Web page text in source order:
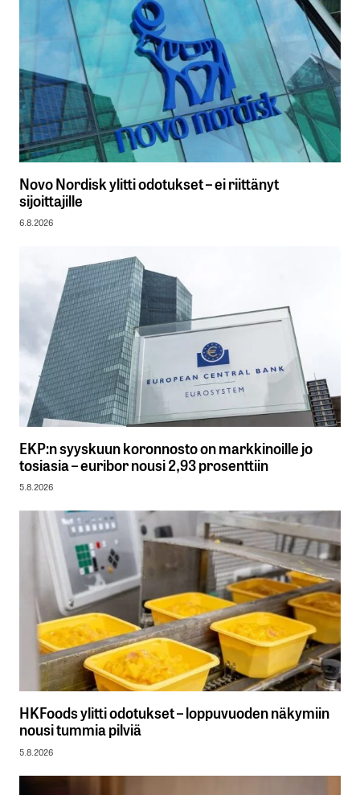
Novo Nordisk ylitti odotukset – ei riittänyt
sijoittajille
6.8.2026
EKP:n syyskuun koronnosto on markkinoille jo
tosiasia – euribor nousi 2,93 prosenttiin
5.8.2026
HKFoods ylitti odotukset – loppuvuoden näkymiin
nousi tummia pilviä
5.8.2026